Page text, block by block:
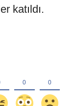
katıldı.